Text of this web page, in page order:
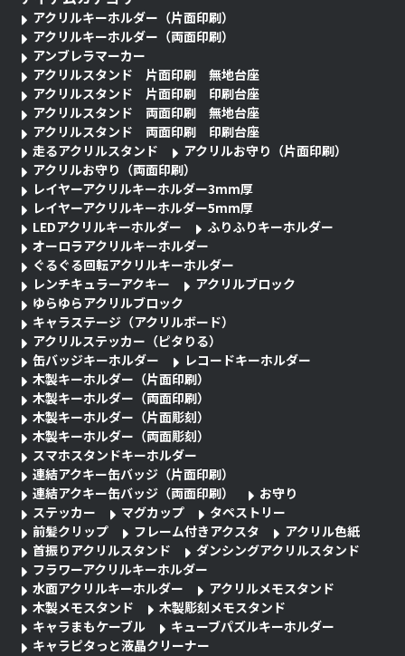
アクリルキーホルダー（片面印刷）
アクリルキーホルダー（両面印刷）
アンブレラマーカー
アクリルスタンド 片面印刷 無地台座
アクリルスタンド 片面印刷 印刷台座
アクリルスタンド 両面印刷 無地台座
アクリルスタンド 両面印刷 印刷台座
走るアクリルスタンド
アクリルお守り（片面印刷）
アクリルお守り（両面印刷）
レイヤーアクリルキーホルダー3mm厚
レイヤーアクリルキーホルダー5mm厚
LEDアクリルキーホルダー
ふりふりキーホルダー
オーロラアクリルキーホルダー
ぐるぐる回転アクリルキーホルダー
レンチキュラーアクキー
アクリルブロック
ゆらゆらアクリルブロック
キャラステージ（アクリルボード）
アクリルステッカー（ピタりる）
缶バッジキーホルダー
レコードキーホルダー
木製キーホルダー（片面印刷）
木製キーホルダー（両面印刷）
木製キーホルダー（片面彫刻）
木製キーホルダー（両面彫刻）
スマホスタンドキーホルダー
連結アクキー缶バッジ（片面印刷）
連結アクキー缶バッジ（両面印刷）
お守り
ステッカー
マグカップ
タペストリー
前髪クリップ
フレーム付きアクスタ
アクリル色紙
首振りアクリルスタンド
ダンシングアクリルスタンド
フラワーアクリルキーホルダー
水面アクリルキーホルダー
アクリルメモスタンド
木製メモスタンド
木製彫刻メモスタンド
キャラまもケーブル
キューブパズルキーホルダー
キャラピタっと液晶クリーナー